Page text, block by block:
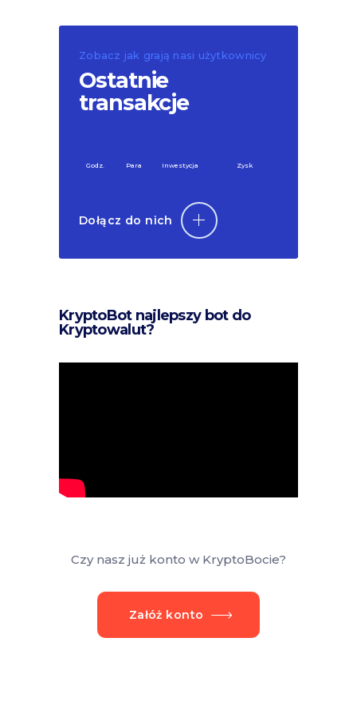
Zobacz jak grają nasi użytkownicy
Ostatnie
transakcje
Godz. Para Inwestycja Zysk
Dołącz do nich
KryptoBot najlepszy bot do
Kryptowalut?
Czy nasz już konto w KryptoBocie?
Załóż konto